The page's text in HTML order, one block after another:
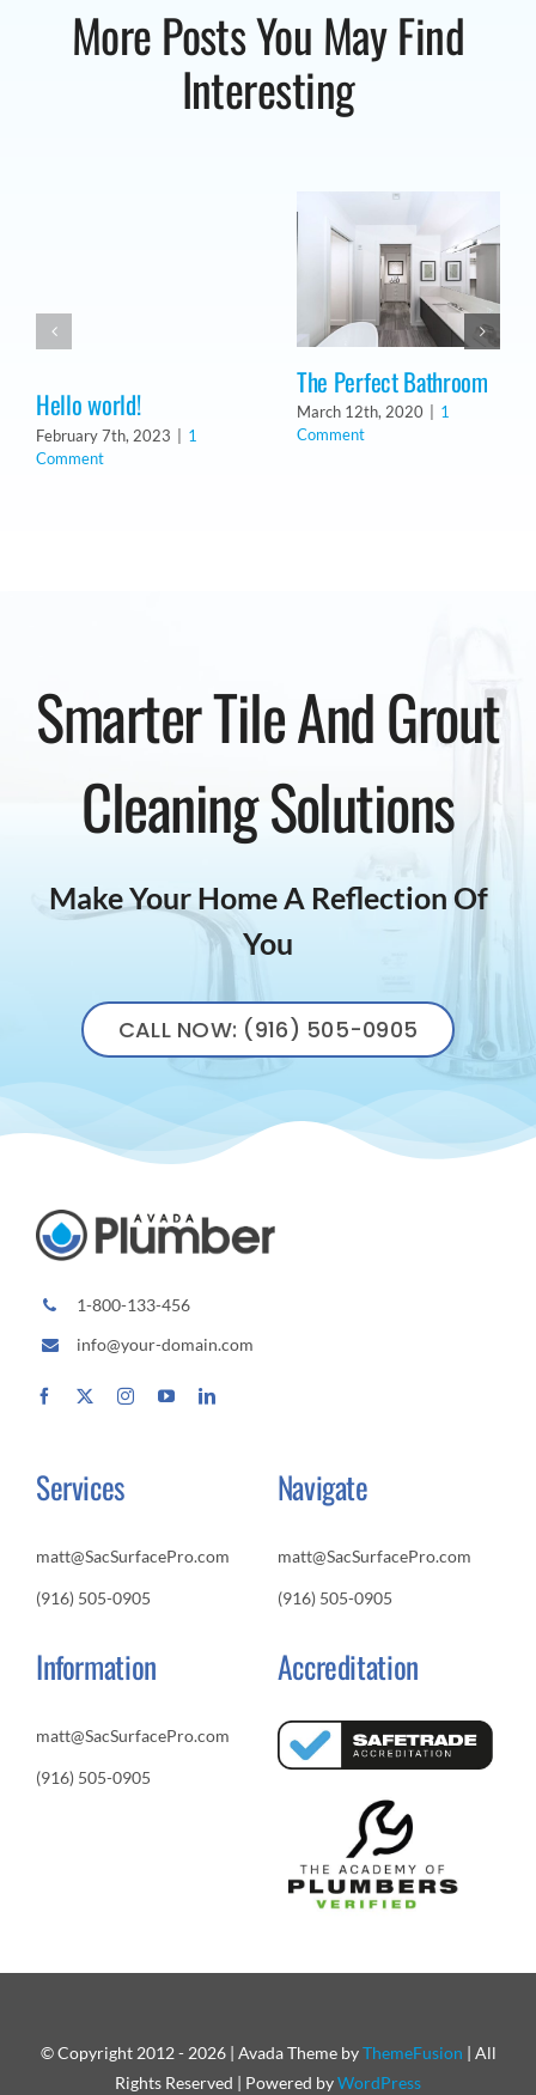
More Posts You May Find
Interesting
Hello world!
February 7th, 2023
1
Comment
The Perfect Bathroom
March 12th, 2020
1
Comment
Smarter Tile And Grout
Cleaning Solutions
Make Your Home A Reflection Of
You
CALL NOW: (916) 505-0905
1-800-133-456
info@your-domain.com
Services
matt@SacSurfacePro.com
(916) 505-0905
Navigate
matt@SacSurfacePro.com
(916) 505-0905
Information
matt@SacSurfacePro.com
(916) 505-0905
Accreditation
© Copyright 2012 - 2026 | Avada Theme byThemeFusion | All
Rights Reserved | Powered byWordPress